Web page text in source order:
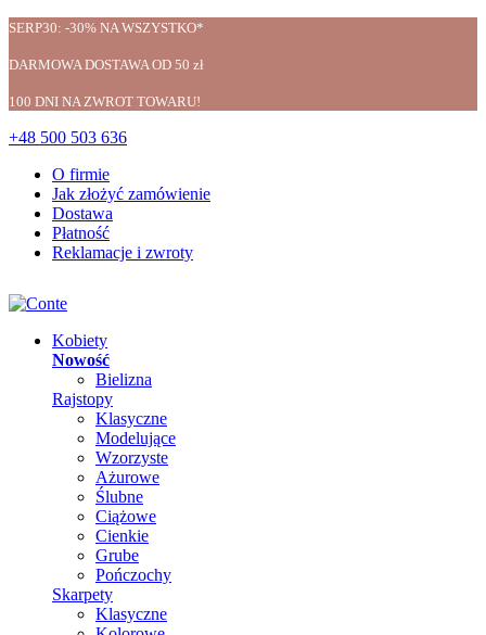
SERP30: -30% NA WSZYSTKO*
DARMOWA DOSTAWA OD 50 zł
100 DNI NA ZWROT TOWARU!
+48 500 503 636
O firmie
Jak złożyć zamówienie
Dostawa
Płatność
Reklamacje i zwroty
Kobiety
Nowość
Bielizna
Rajstopy
Klasyczne
Modelujące
Wzorzyste
Ażurowe
Ślubne
Ciążowe
Cienkie
Grube
Pończochy
Skarpety
Klasyczne